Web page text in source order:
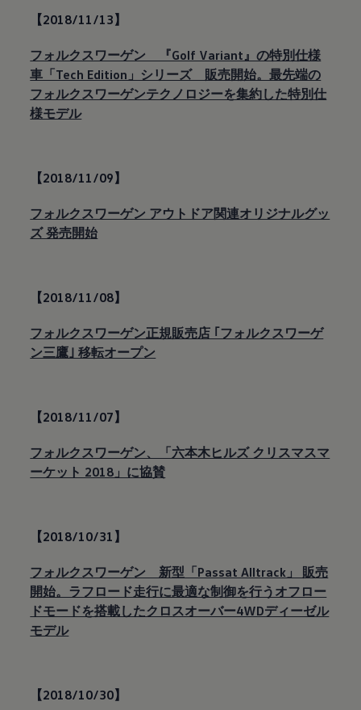
【2018/11/13】
フォルクスワーゲン 『Golf Variant』の特別仕様
車「Tech Edition」シリーズ 販売開始。最先端の
フォルクスワーゲンテクノロジーを集約した特別仕
様モデル
【2018/11/09】
フォルクスワーゲン アウトドア関連オリジナルグッ
ズ 発売開始
【2018/11/08】
フォルクスワーゲン正規販売店 ｢フォルクスワーゲ
ン三鷹｣ 移転オープン
【2018/11/07】
フォルクスワーゲン、「六本木ヒルズ クリスマスマ
ーケット 2018」に協賛
【2018/10/31】
フォルクスワーゲン 新型「Passat Alltrack」 販売
開始。ラフロード走行に最適な制御を行うオフロー
ドモードを搭載したクロスオーバー4WDディーゼル
モデル
【2018/10/30】